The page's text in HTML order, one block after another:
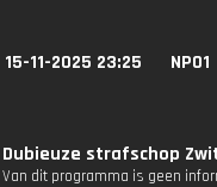
15-11-2025 23:25 NPO1
Dubieuze strafschop
Van dit programma is geen